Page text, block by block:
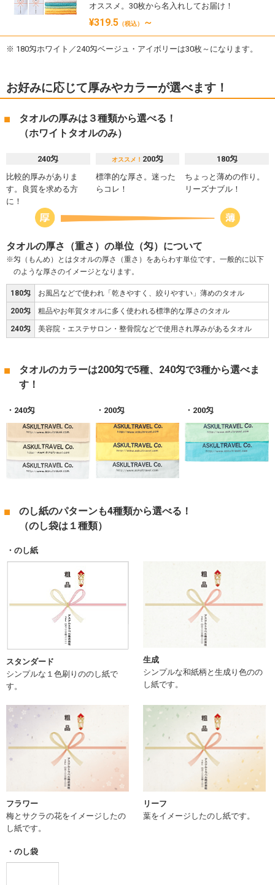
オススメ。30枚から名入れしてお届け！
¥319.5 （税込） ～
180匁ホワイト／240匁ベージュ・アイボリーは30枚～になります。
お好みに応じて厚みやカラーが選べます！
タオルの厚みは３種類から選べる！
（ホワイトタオルのみ）
240匁
比較的厚みがありま
す。良質を求める方
に！
オススメ！ 200匁
標準的な厚さ。迷った
らコレ！
180匁
ちょっと薄めの作り。
リーズナブル！
タオルの厚さ（重さ）の単位（匁）について
匁（もんめ）とはタオルの厚さ（重さ）をあらわす単位です。一般的に以下
のような厚さのイメージとなります。
180匁 お風呂などで使われ「乾きやすく、絞りやすい」薄めのタオル
200匁 粗品やお年賀タオルに多く使われる標準的な厚さのタオル
240匁 美容院・エステサロン・整骨院などで使用され厚みがあるタオル
タオルのカラーは200匁で5種、240匁で3種から選べま
す！
240匁 200匁 200匁
のし紙のパターンも4種類から選べる！
（のし袋は１種類）
のし紙
スタンダード
シンプルな１色刷りののし紙で
す。
生成
シンプルな和紙柄と生成り色のの
し紙です。
フラワー
梅とサクラの花をイメージしたの
し紙です。
リーフ
葉をイメージしたのし紙です。
のし袋